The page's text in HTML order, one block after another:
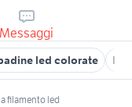
Messaggi
led colorate
filamento led